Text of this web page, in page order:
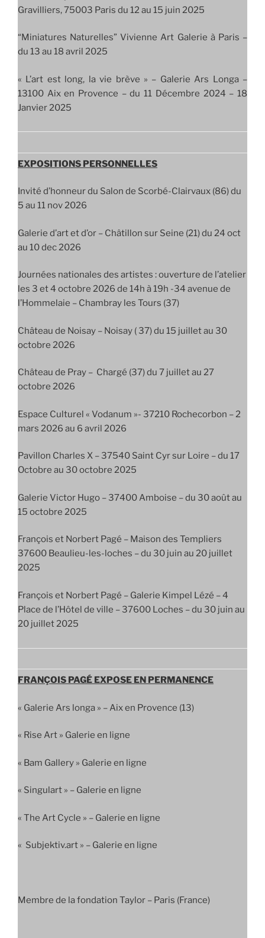
Gravilliers, 75003 Paris du 12 au 15 juin 2025
“Miniatures Naturelles” Vivienne Art Galerie à Paris –
du 13 au 18 avril 2025
« L’art est long, la vie brève » – Galerie Ars Longa –
13100 Aix en Provence – du 11 Décembre 2024 – 18
Janvier 2025
EXPOSITIONS PERSONNELLES
Invité d’honneur du Salon de Scorbé-Clairvaux (86) du
5 au 11 nov 2026
Galerie d’art et d’or – Châtillon sur Seine (21) du 24 oct
au 10 dec 2026
Journées nationales des artistes : ouverture de l’atelier
les 3 et 4 octobre 2026 de 14h à 19h -34 avenue de
l’Hommelaie – Chambray les Tours (37)
Château de Noisay – Noisay ( 37) du 15 juillet au 30
octobre 2026
Château de Pray – Chargé (37) du 7 juillet au 27
octobre 2026
Espace Culturel « Vodanum »- 37210 Rochecorbon – 2
mars 2026 au 6 avril 2026
Pavillon Charles X – 37540 Saint Cyr sur Loire – du 17
Octobre au 30 octobre 2025
Galerie Victor Hugo – 37400 Amboise – du 30 août au
15 octobre 2025
François et Norbert Pagé – Maison des Templiers
37600 Beaulieu-les-loches – du 30 juin au 20 juillet
2025
François et Norbert Pagé – Galerie Kimpel Lézé – 4
Place de l’Hôtel de ville – 37600 Loches – du 30 juin au
20 juillet 2025
FRANÇOIS PAGÉ EXPOSE EN PERMANENCE
« Galerie Ars longa » – Aix en Provence (13)
« Rise Art » Galerie en ligne
« Bam Gallery » Galerie en ligne
« Singulart » – Galerie en ligne
« The Art Cycle » – Galerie en ligne
« Subjektiv.art » – Galerie en ligne
Membre de la fondation Taylor – Paris (France)